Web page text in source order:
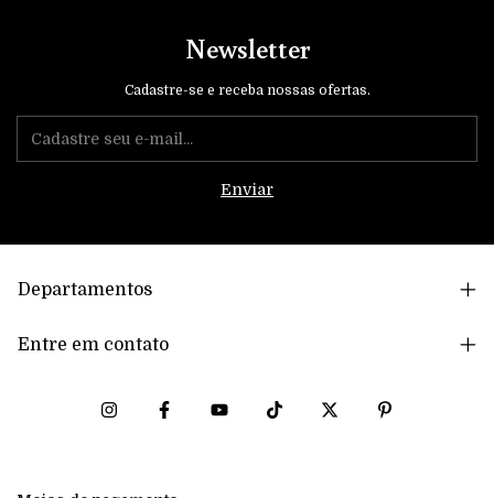
Newsletter
Cadastre-se e receba nossas ofertas.
Departamentos
Entre em contato